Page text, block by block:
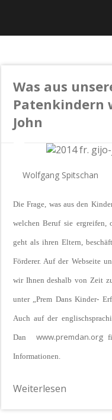
Was aus
Patenkindern
John
Wolfgang Spitschan
Die Frage, was aus den
welchen Beruf sie ergreifen,
geht als ihren Eltern,
Förderer. Auf der Webseite
wir Ihnen deshalb von Zeit
unter „Prem Dans Kinder-
Auch auf der
Dan www.premdan.org
Informationen.
Weiterlesen